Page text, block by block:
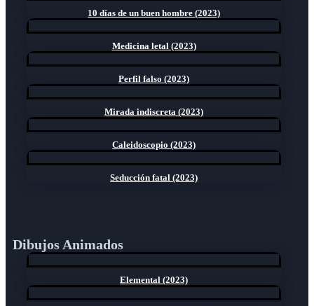
10 días de un buen hombre (2023)
Medicina letal (2023)
Perfil falso (2023)
Mirada indiscreta (2023)
Caleidoscopio (2023)
Seducción fatal (2023)
Dibujos Animados
Elemental (2023)